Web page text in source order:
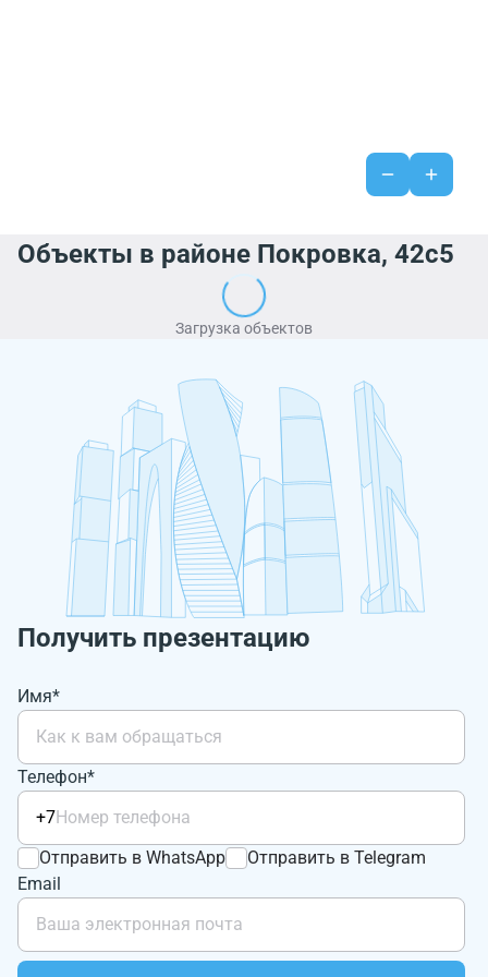
Объекты в районе Покровка, 42с5
Загрузка объектов
Получить презентацию
Имя*
Телефон*
+7
Отправить в WhatsApp
Отправить в Telegram
Email